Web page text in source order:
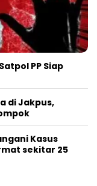
PP Siap
di Jakpus,
Kasus
sekitar 25